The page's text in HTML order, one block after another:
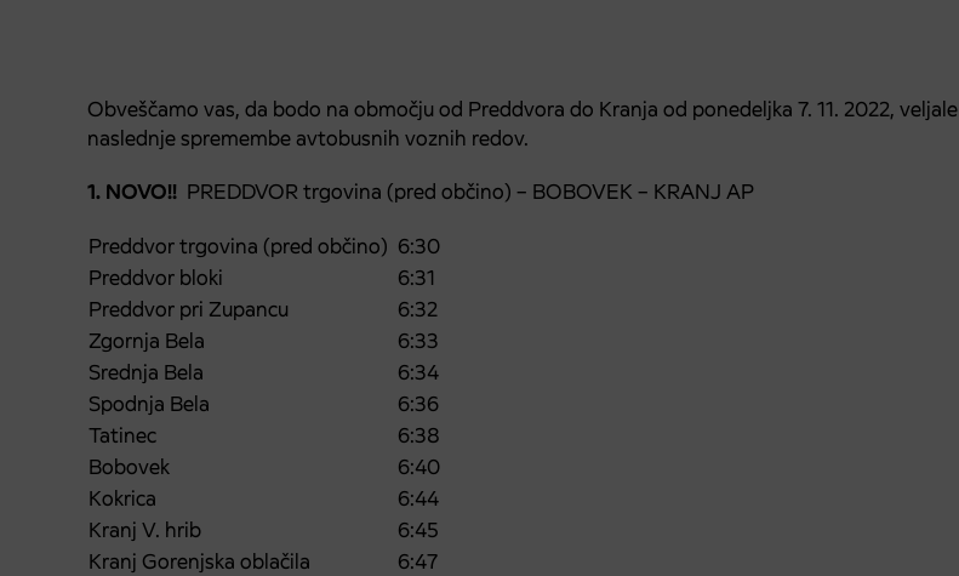
Obveščamo vas, da bodo na območju od Preddvora do Kranja od ponedeljka 7. 11. 2022, veljale
naslednje spremembe avtobusnih voznih redov.
1. NOVO!! PREDDVOR trgovina (pred občino) – BOBOVEK – KRANJ AP
Preddvor trgovina (pred občino) 6:30
Preddvor bloki
6:31
Preddvor pri Zupancu
6:32
Zgornja Bela
6:33
Srednja Bela
6:34
Spodnja Bela
6:36
Tatinec
6:38
Bobovek
6:40
Kokrica
6:44
Kranj V. hrib
6:45
Kranj Gorenjska oblačila
6:47